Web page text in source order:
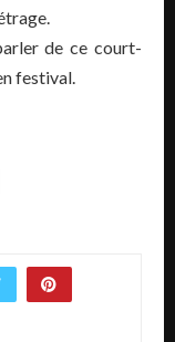
de ce court-
festival.